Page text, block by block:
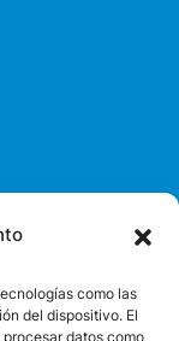
como las
del dispositivo. El
datos como